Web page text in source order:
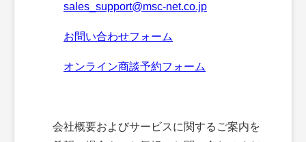
sales_support@msc-net.co.jp
お問い合わせフォーム
オンライン商談予約フォーム
会社概要およびサービスに関するご案内を